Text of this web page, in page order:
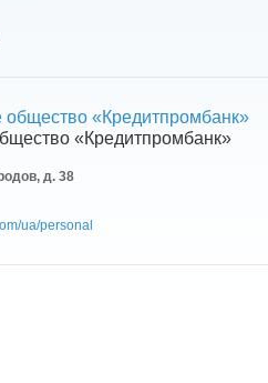
«Кредитпромбанк»
д. 38
ua/personal